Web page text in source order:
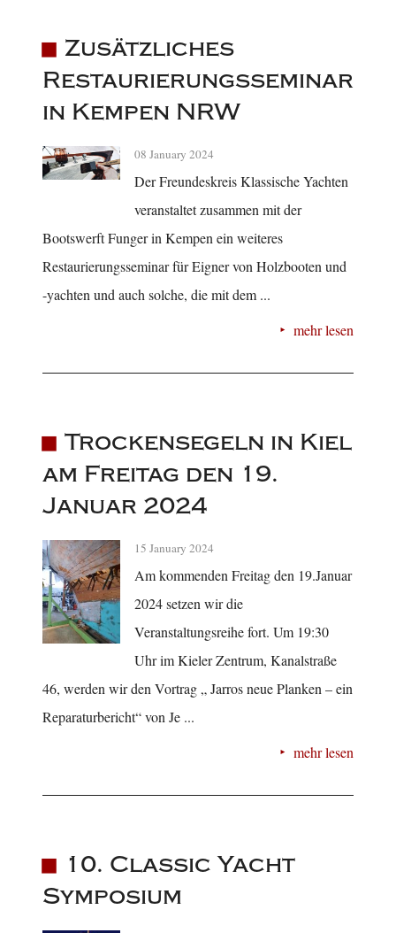
Zusätzliches
Restaurierungsseminar
in Kempen NRW
08 January 2024
Der Freundeskreis Klassische Yachten
veranstaltet zusammen mit der
Bootswerft Funger in Kempen ein weiteres
Restaurierungsseminar für Eigner von Holzbooten und
-yachten und auch solche, die mit dem ...
mehr lesen
Trockensegeln in Kiel
am Freitag den 19.
Januar 2024
15 January 2024
Am kommenden Freitag den 19.Januar
2024 setzen wir die
Veranstaltungsreihe fort. Um 19:30
Uhr im Kieler Zentrum, Kanalstraße
46, werden wir den Vortrag „ Jarros neue Planken – ein
Reparaturbericht“ von Je ...
mehr lesen
10. Classic Yacht
Symposium